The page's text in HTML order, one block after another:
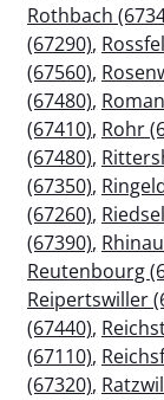
Rothbach
(67290),
(67560),
(67480),
(67410), Rohr
(67480),
(67350),
(67260),
(67390),
Reutenbourg
Reipertswiller
(67440),
(67110),
(67320),